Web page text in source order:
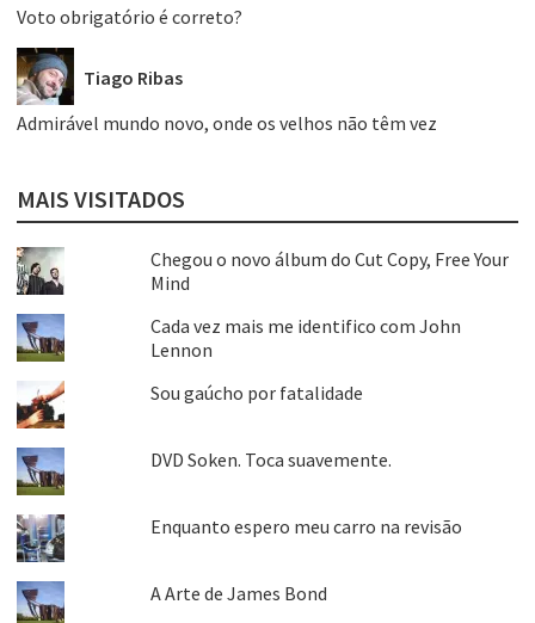
Voto obrigatório é correto?
Tiago Ribas
Admirável mundo novo, onde os velhos não têm vez
MAIS VISITADOS
Chegou o novo álbum do Cut Copy, Free Your
Mind
Cada vez mais me identifico com John
Lennon
Sou gaúcho por fatalidade
DVD Soken. Toca suavemente.
Enquanto espero meu carro na revisão
A Arte de James Bond